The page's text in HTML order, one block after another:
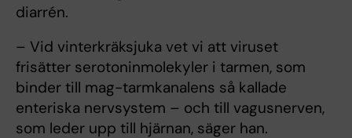
diarrén.
– Vid vinterkräksjuka vet vi att viruset
frisätter serotoninmolekyler i tarmen, som
binder till mag-tarmkanalens så kallade
enteriska nervsystem – och till vagusnerven,
som leder upp till hjärnan, säger han.